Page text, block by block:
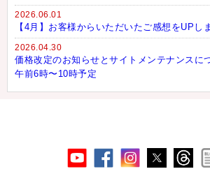
2026.06.01
【4月】お客様からいただいたご感想をUPし
2026.04.30
価格改定のお知らせとサイトメンテナンスに
午前6時〜10時予定